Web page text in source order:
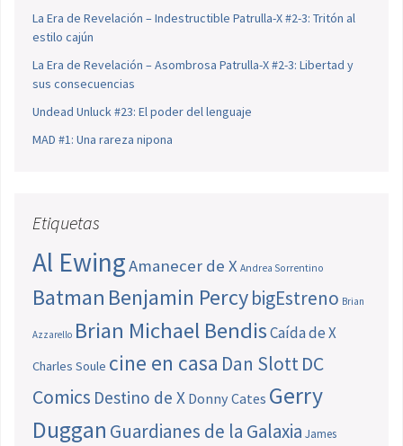
La Era de Revelación – Indestructible Patrulla-X #2-3: Tritón al
estilo cajún
La Era de Revelación – Asombrosa Patrulla-X #2-3: Libertad y
sus consecuencias
Undead Unluck #23: El poder del lenguaje
MAD #1: Una rareza nipona
Etiquetas
Al EwingAmanecer de X Andrea Sorrentino
Batman Benjamin PercybigEstreno Brian
Azzarello Brian Michael BendisCaída de X
Charles Soule cine en casa Dan SlottDC
Comics Destino de X Donny Cates Gerry
Duggan Guardianes de la Galaxia James